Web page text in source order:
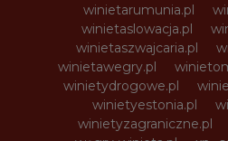
winietarumunia.pl
winietaslowacja.pl
winietaszwajcaria.pl
winietawegry.pl
winietydrogowe.pl
winietyestonia.pl
winietyzagraniczne.pl